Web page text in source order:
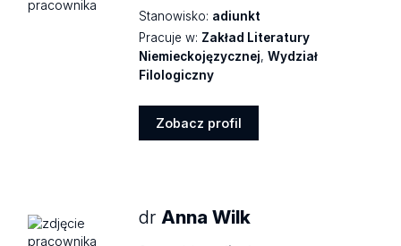
Stanowisko: adiunkt
Pracuje w: Zakład Literatury
Niemieckojęzycznej,Wydział
Filologiczny
Zobacz profil
drAnna Wilk